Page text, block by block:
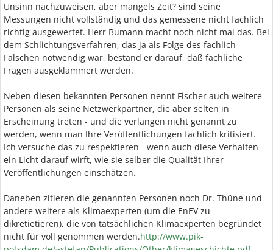
Unsinn nachzuweisen, aber mangels Zeit? sind seine
Messungen nicht vollständig und das gemessene nicht fachlich
richtig ausgewertet. Herr Bumann macht noch nicht mal das. Bei
dem Schlichtungsverfahren, das ja als Folge des fachlich
Falschen notwendig war, bestand er darauf, daß fachliche
Fragen ausgeklammert werden.
Neben diesen bekannten Personen nennt Fischer auch weitere
Personen als seine Netzwerkpartner, die aber selten in
Erscheinung treten - und die verlangen nicht genannt zu
werden, wenn man Ihre Veröffentlichungen fachlich kritisiert.
Ich versuche das zu respektieren - wenn auch diese Verhalten
ein Licht darauf wirft, wie sie selber die Qualität Ihrer
Veröffentlichungen einschätzen.
Daneben zitieren die genannten Personen noch Dr. Thüne und
andere weitere als Klimaexperten (um die EnEV zu
dikretietieren), die von tatsächlichen Klimaexperten begründet
nicht für voll genommen werden.http://www.pik-